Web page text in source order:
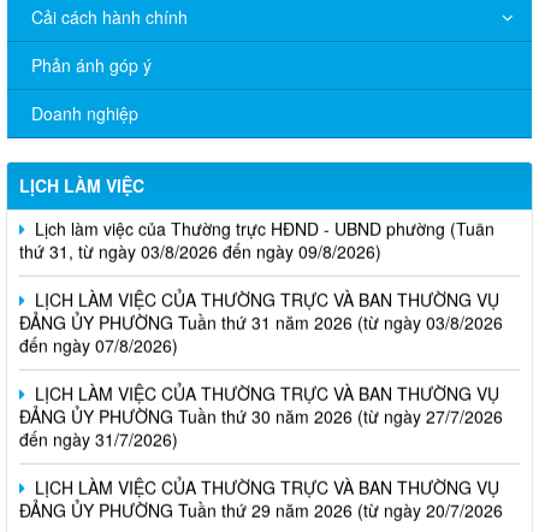
Cải cách hành chính
Phản ánh góp ý
Doanh nghiệp
LỊCH LÀM VIỆC
Lịch làm việc của Thường trực HĐND - UBND phường (Tuần
thứ 31, từ ngày 03/8/2026 đến ngày 09/8/2026)
LỊCH LÀM VIỆC CỦA THƯỜNG TRỰC VÀ BAN THƯỜNG VỤ
ĐẢNG ỦY PHƯỜNG Tuần thứ 31 năm 2026 (từ ngày 03/8/2026
đến ngày 07/8/2026)
LỊCH LÀM VIỆC CỦA THƯỜNG TRỰC VÀ BAN THƯỜNG VỤ
ĐẢNG ỦY PHƯỜNG Tuần thứ 30 năm 2026 (từ ngày 27/7/2026
đến ngày 31/7/2026)
LỊCH LÀM VIỆC CỦA THƯỜNG TRỰC VÀ BAN THƯỜNG VỤ
ĐẢNG ỦY PHƯỜNG Tuần thứ 29 năm 2026 (từ ngày 20/7/2026
đến ngày 24/7/2026)